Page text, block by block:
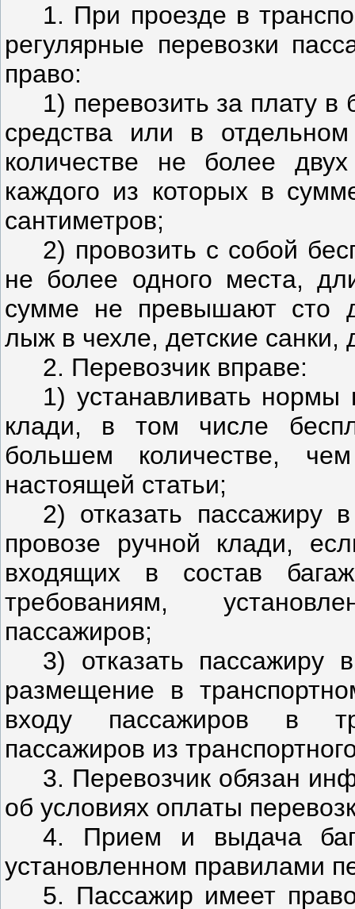
1. При проезде в
регулярные перевозки
право:
1) перевозить за плату в
средства или в
количестве не более
каждого из которых в
сантиметров;
2) провозить с собой
не более одного места,
сумме не превышают сто
лыж в чехле, детские санки,
2. Перевозчик вправе:
1) устанавливать нормы
клади, в том числе
большем количестве,
настоящей статьи;
2) отказать пассажиру
провозе ручной клади,
входящих в состав
требованиям,
пассажиров;
3) отказать пассажиру
размещение в
входу пассажиров в
пассажиров из
3. Перевозчик обязан
об условиях оплаты
4. Прием и выдача
установленном правилами
5. Пассажир имеет